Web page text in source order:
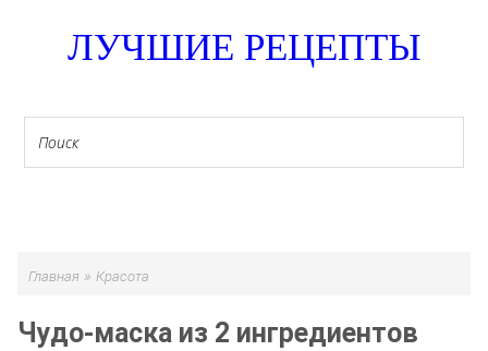
ЛУЧШИЕ РЕЦЕПТЫ
Главная » Красота
Чудо-маска из 2 ингредиентов